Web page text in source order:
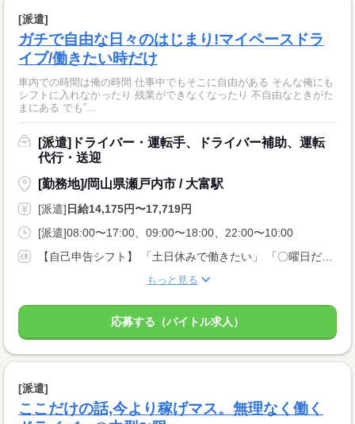
[派遣]
ガチで自由な日々のはじまり!マイペースドラ
イブ/働きたい時だけ
車内での時間は俺の時間 仕事中でもそこに自由がある そんな俺にも
シフトに入れなかったり 残業ができなくなったり 不自由なときがた
まにある でも”...
[派遣]ドライバー・運転手、ドライバー補助、運転
代行・送迎
[勤務地]/岡山県瀬戸内市 / 大富駅
[派遣] 日給14,175円〜17,719円
[派遣]08:00〜17:00、09:00〜18:00、22:00〜10:00
【自己申告シフト】 「土日休みで働きたい」 「〇曜日だけ働きたい」 働きたい日は事前に選べます。 お休み希望の曜日・時間についても 面談の際に教えてくださいね。 ※こちらは中型以上のお仕事の例です
もっと見る
応募する（バイトル求人）
[派遣]
ここだけの話,今より稼げマス。無理なく働く